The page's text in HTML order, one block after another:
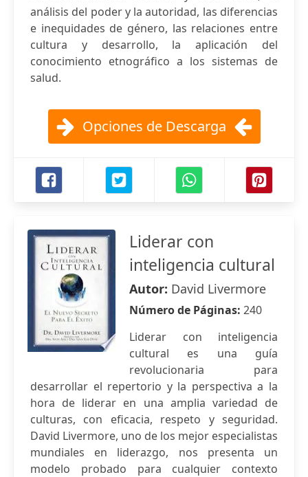
análisis del poder y la autoridad, las diferencias
e inequidades de género, las relaciones entre
cultura y desarrollo, la aplicación del
conocimiento etnográfico a los sistemas de
salud.
Opciones de Descarga
Liderar con
inteligencia cultural
Autor: David Livermore
Número de Páginas: 240
Liderar con inteligencia
cultural es una guía
revolucionaria para
desarrollar el repertorio y la perspectiva a la
hora de liderar en una amplia variedad de
culturas, con eficacia, respeto y seguridad.
David Livermore, uno de los mejor especialistas
mundiales en liderazgo, nos presenta un
modelo probado para cualquier contexto